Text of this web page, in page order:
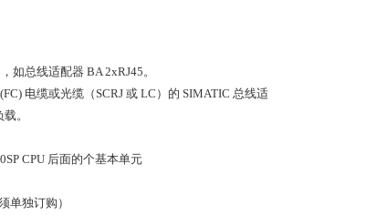
如总线适配器 BA 2xRJ45。
电缆或光缆（SCRJ 或 LC）的 SIMATIC 总线适
。
CPU 后面的个基本单元
单独订购）